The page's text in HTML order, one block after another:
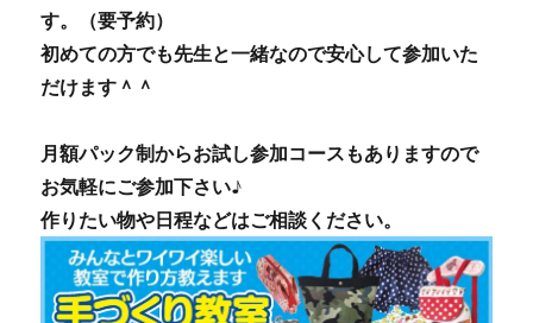
す。（要予約）
初めての方でも先生と一緒なので安心して参加いた
だけます＾＾
月額パック制からお試し参加コースもありますので
お気軽にご参加下さい♪
作りたい物や日程などはご相談ください。